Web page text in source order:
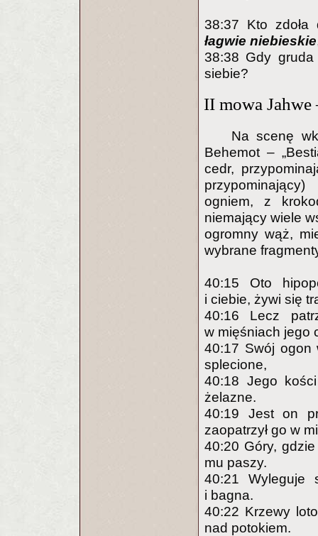
38:37 Kto zdoła
łagwie niebieskie
38:38 Gdy
siebie?
II mowa
Na scenę
Behemot –
cedr,
ogniem, z
niemający wiele
ogromny wąż,
wybrane
40:15 Oto
i ciebie, żywi się
40:16 Lecz
w mięśniach jego
40:17 Swój ogon
splecione,
40:18 Jego
żelazne.
40:19 Jest on
zaopatrzył go w
40:20 Góry,
mu paszy.
40:21 Wyleguje
i bagna.
40:22 Krzewy
nad potokiem.